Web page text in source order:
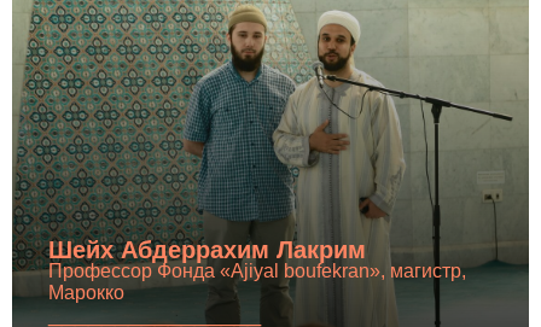
Шейх Абдеррахим Лакрим
Профессор Фонда «Аjiyal boufekran», магистр,
Марокко
________________